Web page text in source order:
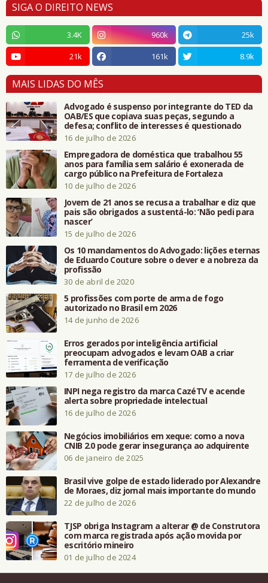
SIGA O DIREITO NEWS
3.4K 960k
25k
21k
161k 8.9k
MAIS LIDAS DO MÊS
Advogado é suspenso por integrante do TED da
OAB/ES que copiava suas peças, segundo a
defesa; conflito de interesses é questionado
16 de julho de 2026
Empregadora de doméstica que trabalhou 55
anos para família sem salário é exonerada de
cargo público na Prefeitura de Fortaleza
10 de julho de 2026
Jovem de 21 anos se recusa a trabalhar e diz que
pais são obrigados a sustentá-lo: ‘Não pedi para
nascer’
15 de julho de 2026
Os 10 mandamentos do Advogado: lições eternas
de Eduardo Couture sobre o dever e a nobreza da
profissão
30 de abril de 2020
5 profissões com porte de arma de fogo
autorizado no Brasil em 2026
14 de junho de 2026
Erros gerados por inteligência artificial
preocupam advogados e levam OAB a criar
ferramenta de verificação
17 de julho de 2026
INPI nega registro da marca CazéTV e acende
alerta sobre propriedade intelectual
16 de julho de 2026
Negócios imobiliários em xeque: como a nova
CNIB 2.0 pode gerar insegurança ao adquirente
06 de janeiro de 2025
Brasil vive golpe de estado liderado por Alexandre
de Moraes, diz jornal mais importante do mundo
22 de julho de 2026
TJSP obriga Instagram a alterar @ de Construtora
com marca registrada após ação movida por
escritório mineiro
01 de julho de 2024